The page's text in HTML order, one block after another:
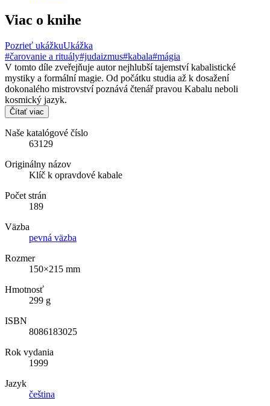
Viac o knihe
Pozrieť ukážkuUkážka
#čarovanie a rituály#judaizmus#kabala#mágia
V tomto díle zveřejňuje autor nejhlubší tajemství kabalistické
mystiky a formální magie. Od počátku studia až k dosažení
dokonalého mistrovství poznává čtenář pravou Kabalu neboli
kosmický jazyk.
Čítať viac
Naše katalógové číslo
63129
Originálny názov
Klíč k opravdové kabale
Počet strán
189
Väzba
pevná väzba
Rozmer
150×215 mm
Hmotnosť
299 g
ISBN
8086183025
Rok vydania
1999
Jazyk
čeština